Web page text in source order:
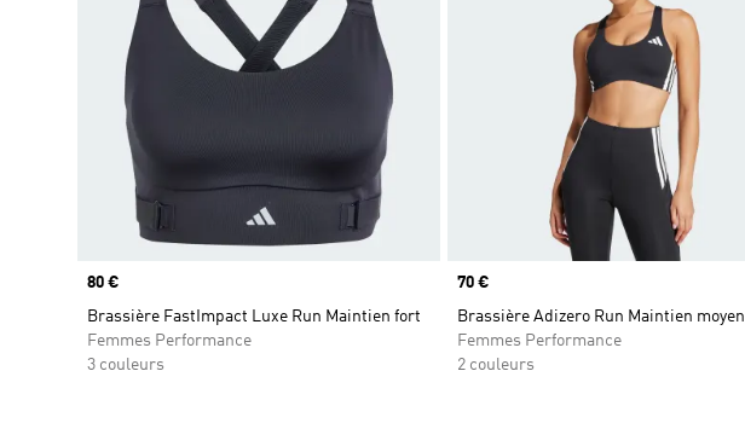
Prix
80 €
Brassière FastImpact Luxe Run Maintien fort
Femmes Performance
3 couleurs
Prix
70 €
Brassière Adizero Run Maintien moyen
Femmes Performance
2 couleurs